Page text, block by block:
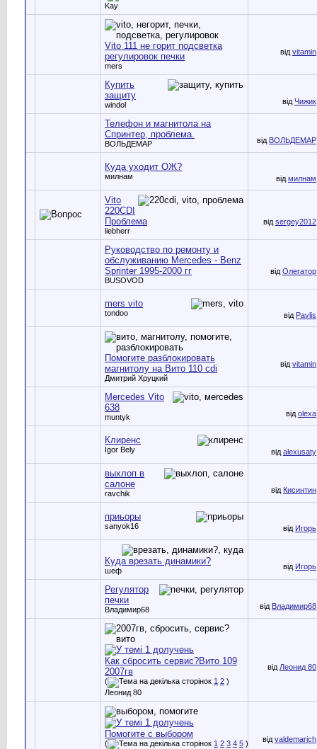
Kay
Vito 111 не горит подсветка
регулировок печки
mers
від vitamin
Купить
защиту
windol від Чижик
Телефон и магнитола на
Спринтер, проблема.
ВОЛЬДЕМАР від ВОЛЬДЕМАР
Куда уходит ОЖ?
милнам від милнам
Vito
220CDI
Проблема
liebherr
від sergey2012
Руководство по ремонту и
обслуживанию Mercedes - Benz
Sprinter 1995-2000 гг
BUSOVOD
від Олегатор
mers vito
tondoo від Pavlis
Помогите разблокировать
магнитолу на Вито 110 cdi
Дмитрий Хруцкий
від vitamin
Мercedes Vito
638
muntyk від olexa
Клиренс
Igor Bely від alexusaty
выхлоп в
салоне
ravchik від Кисинтин
приьоры
sanyok16 від Игорь
Куда врезать динамики?
шеф від Игорь
Регулятор
печки
Владимир68 від Владимир68
Как сбросить сервис?Вито 109
2007гв
( 1 2 )
Леонид 80
від Леонид 80
Помогите с выбором
( 1 2 3 4 5 )
від valdemarich